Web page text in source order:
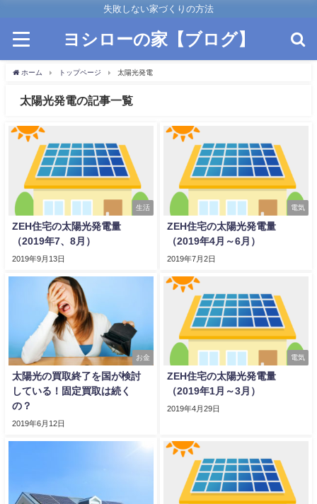
失敗しない家づくりの方法
ヨシローの家【ブログ】
ホーム トップページ 太陽光発電
太陽光発電の記事一覧
生活
ZEH住宅の太陽光発電量
（2019年7、8月）
2019年9月13日
電気
ZEH住宅の太陽光発電量
（2019年4月～6月）
2019年7月2日
お金
太陽光の買取終了を国が検討
している！固定買取は続く
の？
2019年6月12日
電気
ZEH住宅の太陽光発電量
（2019年1月～3月）
2019年4月29日